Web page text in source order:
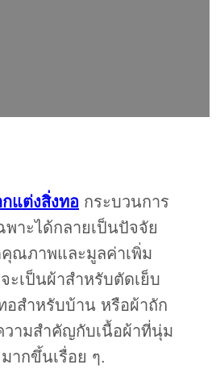
แต่งสิ่งทอ กระบวนการ
าะได้กลายเป็นปัจจัย
ณภาพและมูลค่าเพิ่ม
เป็นผ้าสำหรับตัดเย็บ
สำหรับบ้าน หรือผ้าถัก
ามสำคัญกับเนื้อผ้าที่นุ่ม
ากขึ้นเรื่อย ๆ.